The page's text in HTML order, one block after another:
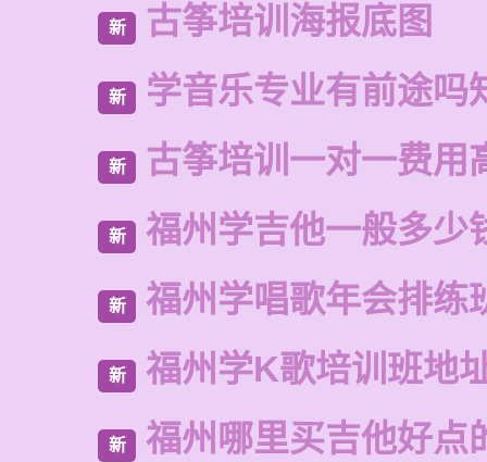
新 古筝培训海报底图
新 学音乐专业有前途吗
新 古筝培训一对一费用
新 福州学吉他一般多少
新 福州学唱歌年会排练
新 福州学K歌培训班地
新 福州哪里买吉他好点